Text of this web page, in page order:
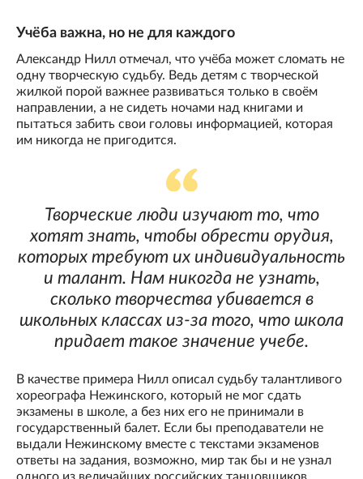
Учёба важна, но не для каждого
Александр Нилл отмечал, что учёба может сломать не
одну творческую судьбу. Ведь детям с творческой
жилкой порой важнее развиваться только в своём
направлении, а не сидеть ночами над книгами и
пытаться забить свои головы информацией, которая
им никогда не пригодится.
Творческие люди изучают то, что
хотят знать, чтобы обрести орудия,
которых требуют их индивидуальность
и талант. Нам никогда не узнать,
сколько творчества убивается в
школьных классах из-за того, что школа
придает такое значение учебе.
В качестве примера Нилл описал судьбу талантливого
хореографа Нежинского, который не мог сдать
экзамены в школе, а без них его не принимали в
государственный балет. Если бы преподаватели не
выдали Нежинскому вместе с текстами экзаменов
ответы на задания, возможно, мир так бы и не узнал